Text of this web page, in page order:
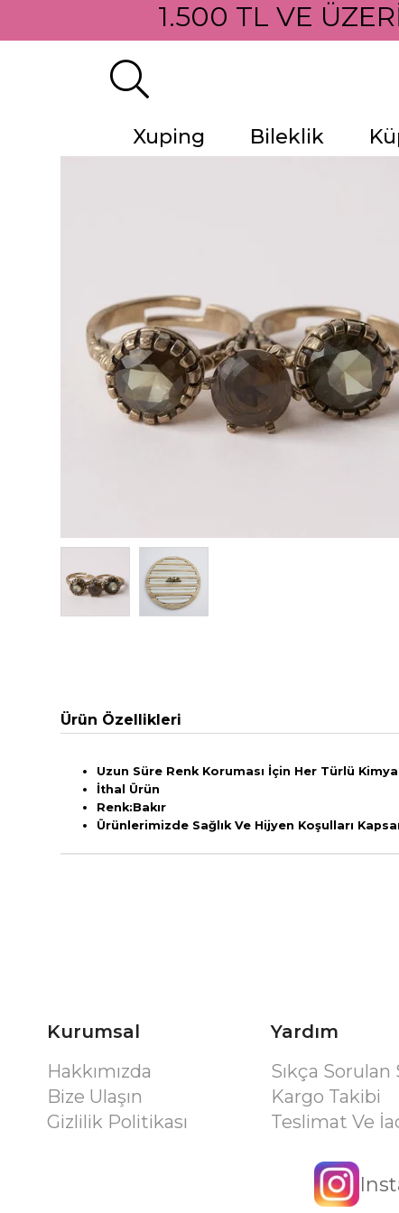
1.500 TL VE
Xuping Bileklik
Ürün Özellikleri
Uzun Süre Renk Koruması İçin Her Türlü
İthal Ürün
Renk:Bakır
Ürünlerimizde Sağlık Ve Hijyen Koşulları
Kurumsal
Hakkımızda
Bize Ulaşın
Gizlilik Politikası
Yardım
Sıkça Sorulan
Kargo Takibi
Teslimat Ve